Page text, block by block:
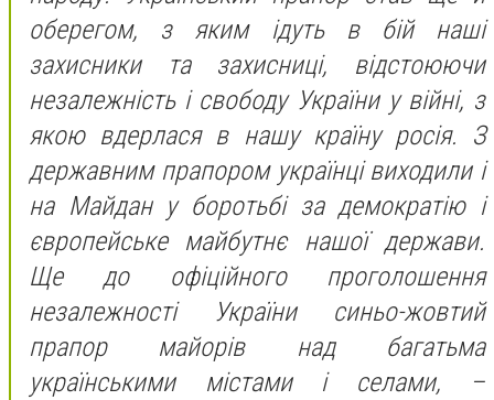
оберегом, з яким ідуть в бій наші
захисники та захисниці, відстоюючи
незалежність і свободу України у війні, з
якою вдерлася в нашу країну росія. З
державним прапором українці виходили і
на Майдан у боротьбі за демократію і
європейське майбутнє нашої держави.
Ще до офіційного проголошення
незалежності України синьо-жовтий
прапор майорів над багатьма
українськими містами і селами, –